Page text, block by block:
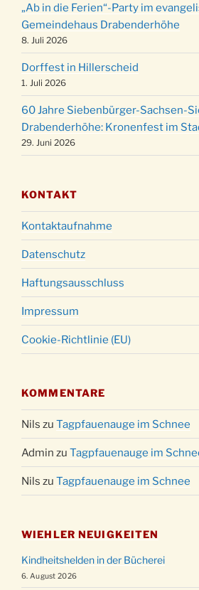
24.12.
15:00 Uhr
24.12.
Weihnachtsgottesdienst in
18:00 Uhr
24.12.
Christmette mit der ev.
um 23:00 Uhr
31.12.
Gottesdienst zu Silvester
18:00 Uhr
„Ab in die Ferien“-Party im
Gemeindehaus Drabenderhöhe
8. Juli 2026
Dorffest in Hillerscheid
1. Juli 2026
60 Jahre Siebenbürger-Sachsen-
Drabenderhöhe: Kronenfest im
29. Juni 2026
KONTAKT
Kontaktaufnahme
Datenschutz
Haftungsausschluss
Impressum
Cookie-Richtlinie (EU)
KOMMENTARE
Nils zu Tagpfauenauge im Schnee
Admin zu Tagpfauenauge im
Nils zu Tagpfauenauge im Schnee
WIEHLER NEUIGKEITEN
Kindheitshelden in der Bücherei
6. August 2026